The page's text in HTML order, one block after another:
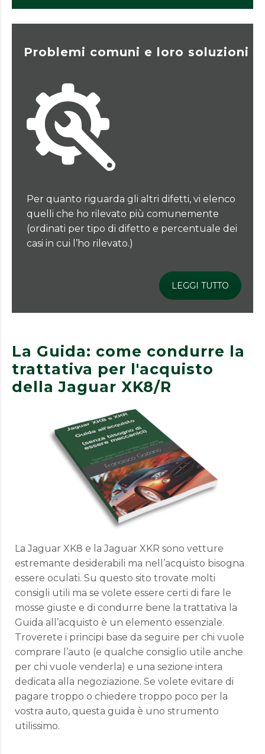
Problemi comuni e loro soluzioni
Per quanto riguarda gli altri difetti, vi elenco
quelli che ho rilevato più comunemente
(ordinati per tipo di difetto e percentuale dei
casi in cui l’ho rilevato.)
LEGGI TUTTO
La Guida: come condurre la
trattativa per l'acquisto
della Jaguar XK8/R
La Jaguar XK8 e la Jaguar XKR sono vetture
estremante desiderabili ma nell’acquisto bisogna
essere oculati. Su questo sito trovate molti
consigli utili ma se volete essere certi di fare le
mosse giuste e di condurre bene la trattativa la
Guida all’acquisto è un elemento essenziale.
Troverete i principi base da seguire per chi vuole
comprare l’auto (e qualche consiglio utile anche
per chi vuole venderla) e una sezione intera
dedicata alla negoziazione. Se volete evitare di
pagare troppo o chiedere troppo poco per la
vostra auto, questa guida è uno strumento
utilissimo.